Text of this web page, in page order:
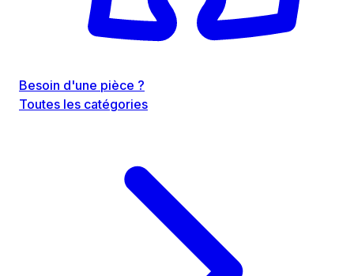
Besoin d'une pièce ?
Toutes les catégories